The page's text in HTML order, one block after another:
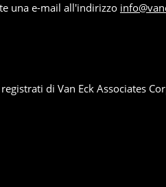
una e-mail all'indirizzo
di Van Eck Associates